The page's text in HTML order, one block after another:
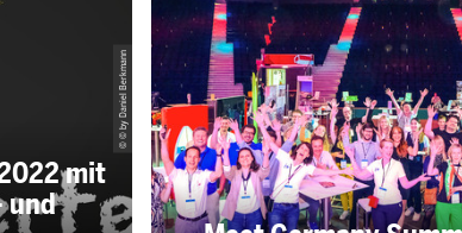
mit
und
© © by Daniel Berkmann